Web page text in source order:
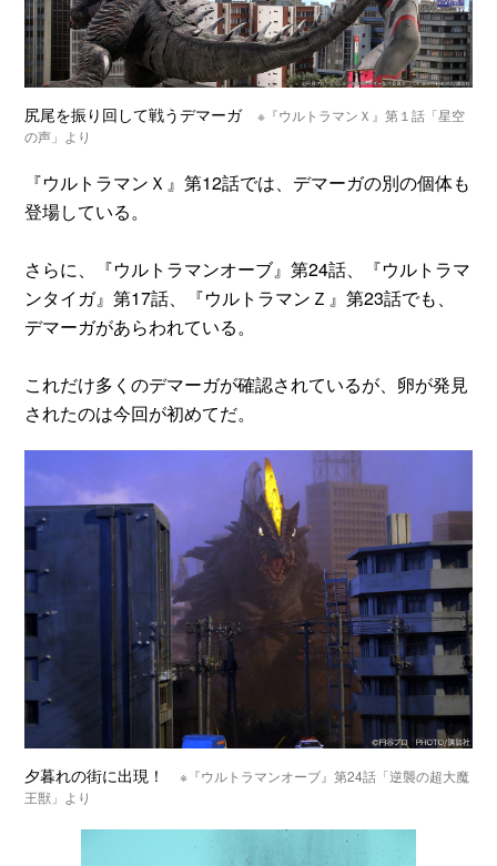
尻尾を振り回して戦うデマーガ※『ウルトラマンＸ』第１話「星空
の声」より
『ウルトラマンＸ』第12話では、デマーガの別の個体も
登場している。
さらに、『ウルトラマンオーブ』第24話、『ウルトラマ
ンタイガ』第17話、『ウルトラマンＺ』第23話でも、
デマーガがあらわれている。
これだけ多くのデマーガが確認されているが、卵が発見
されたのは今回が初めてだ。
夕暮れの街に出現！※『ウルトラマンオーブ』第24話「逆襲の超大魔
王獣」より